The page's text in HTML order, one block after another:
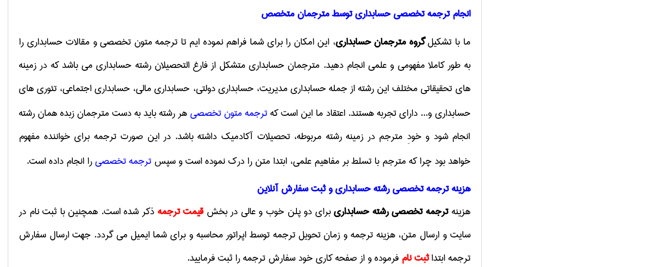
انجام ترجمه تخصصی حسابداری توسط مترجمان متخصص
ما با تشکیلگروه مترجمان حسابداری، این امکان را برای شما فراهم نموده ایم تا ترجمه متون تخصصی و مقالات حسابداری را
به طور کاملا مفهومی و علمی انجام دهید. مترجمان حسابداری متشکل از فارغ التحصیلان رشته حسابداری می باشد که در زمینه
های تحقیقاتی مختلف این رشته از جمله حسابداری مدیریت، حسابداری دولتی، حسابداری مالی، حسابداری اجتماعی، تئوری های
حسابداری و... دارای تجربه هستند. اعتقاد ما این است کهترجمه متون تخصصیهر رشته باید به دست مترجمان زبده همان رشته
انجام شود و خودِ مترجم در زمینه رشته مربوطه، تحصیلات آکادمیک داشته باشد. در این صورت ترجمه برای خواننده مفهوم
خواهد بود چرا که مترجم با تسلط بر مفاهیم علمی، ابتدا متن را درک نموده است و سپسترجمه تخصصیرا انجام داده است.
هزینه ترجمه تخصصی رشته حسابداری و ثبت سفارش آنلاین
هزینهترجمه تخصصی رشته حسابداریبرای دو پلن خوب و عالی در بخشقیمت ترجمه ذکر شده است. همچنین با ثبت نام در
سایت و ارسال متن، هزینه ترجمه و زمان تحویل ترجمه توسط اپراتور محاسبه و برای شما ایمیل می گردد. جهت ارسال سفارش
ترجمه ابتداثبت نام فرموده و از صفحه کاری خود سفارش ترجمه را ثبت فرمایید.